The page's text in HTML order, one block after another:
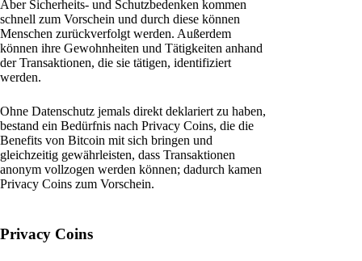
Aber Sicherheits- und Schutzbedenken kommen
schnell zum Vorschein und durch diese können
Menschen zurückverfolgt werden. Außerdem
können ihre Gewohnheiten und Tätigkeiten anhand
der Transaktionen, die sie tätigen, identifiziert
werden.
Ohne Datenschutz jemals direkt deklariert zu haben,
bestand ein Bedürfnis nach Privacy Coins, die die
Benefits von Bitcoin mit sich bringen und
gleichzeitig gewährleisten, dass Transaktionen
anonym vollzogen werden können; dadurch kamen
Privacy Coins zum Vorschein.
Privacy Coins